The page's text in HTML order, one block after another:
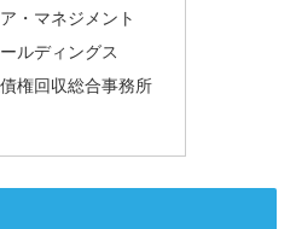
・マネジメント
ルディングス
権回収総合事務所